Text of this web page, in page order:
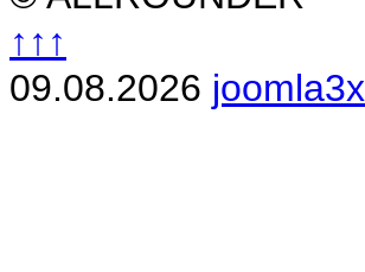
↑↑↑
09.08.2026 joomla3x